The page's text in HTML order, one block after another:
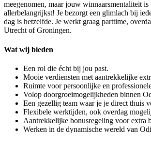
meegenomen, maar jouw winnaarsmentaliteit is
allerbelangrijkst! Je bezorgt een glimlach bij
dag is hetzelfde. Je werkt graag parttime,
Utrecht of Groningen.
Wat wij bieden
Een rol die écht bij jou past.
Mooie verdiensten met aantrekkelijke
Ruimte voor persoonlijke en
Volop doorgroeimogelijkheden binnen
Een gezellig team waar je je direct thuis
Flexibele werktijden, ook overdag
Aantrekkelijke bonusregeling voor extra
Werken in de dynamische wereld van